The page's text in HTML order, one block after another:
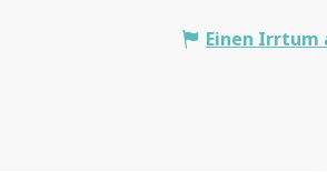
Einen Irrtum